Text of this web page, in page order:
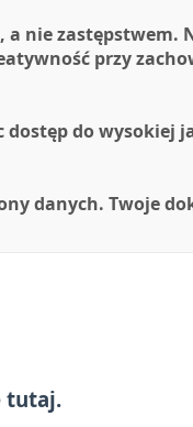
nie zastępstwem.
przy
dostęp do wysokiej
danych. Twoje
tutaj.